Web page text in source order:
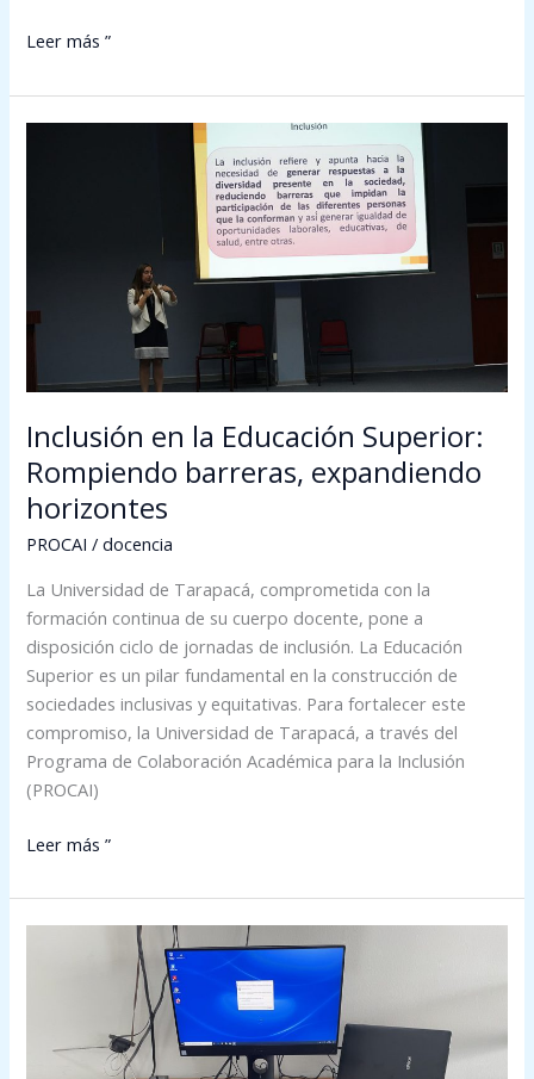
Leer más ”
Inclusión en la Educación Superior:
Rompiendo barreras, expandiendo
horizontes
PROCAI /docencia
La Universidad de Tarapacá, comprometida con la
formación continua de su cuerpo docente, pone a
disposición ciclo de jornadas de inclusión. La Educación
Superior es un pilar fundamental en la construcción de
sociedades inclusivas y equitativas. Para fortalecer este
compromiso, la Universidad de Tarapacá, a través del
Programa de Colaboración Académica para la Inclusión
(PROCAI)
barreras,
expandiendo
Leer más ”
Arica